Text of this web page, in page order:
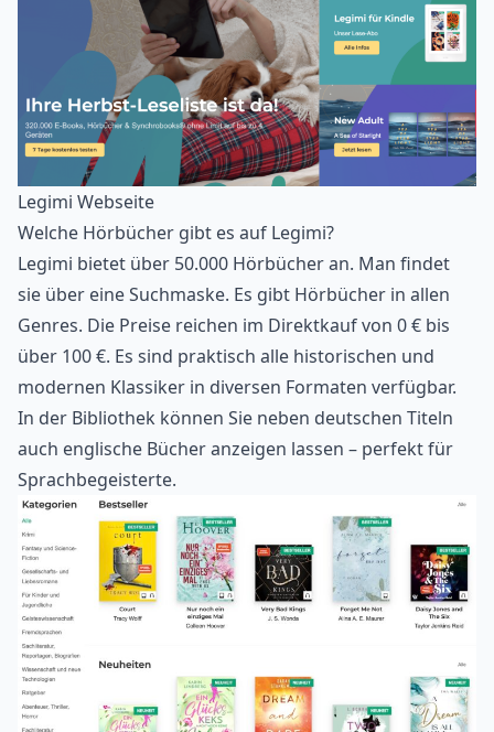
Legimi Webseite
Welche Hörbücher gibt es auf Legimi?
Legimi bietet über 50.000 Hörbücher an. Man findet
sie über eine Suchmaske. Es gibt Hörbücher in allen
Genres. Die Preise reichen im Direktkauf von 0 € bis
über 100 €. Es sind praktisch alle historischen und
modernen Klassiker in diversen Formaten verfügbar.
In der Bibliothek können Sie neben deutschen Titeln
auch englische Bücher anzeigen lassen – perfekt für
Sprachbegeisterte.